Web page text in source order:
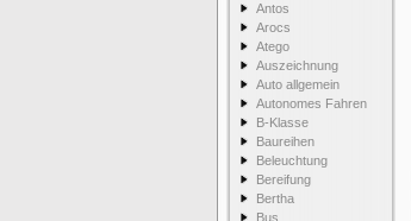
Antos
Arocs
Atego
Auszeichnung
Auto allgemein
Autonomes Fahren
B-Klasse
Baureihen
Beleuchtung
Bereifung
Bertha
Bus